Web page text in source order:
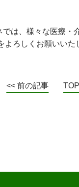
は、様々な医療
ろしくお願いいた
<< 前の記事